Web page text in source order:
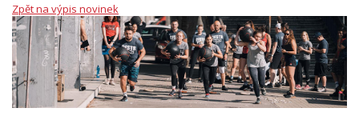
Zpět na výpis novinek